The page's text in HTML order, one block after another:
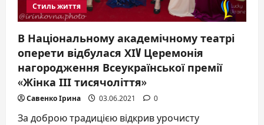
Стиль життя
В Національному академічному театрі
оперети відбулася ХІV Церемонія
нагородження Всеукраїнської премії
«Жінка ІІІ тисячоліття»
Савенко Ірина 03.06.2021 0
За доброю традицією відкрив урочисту